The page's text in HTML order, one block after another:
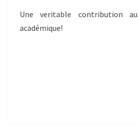
Une veritable contribution
académique!